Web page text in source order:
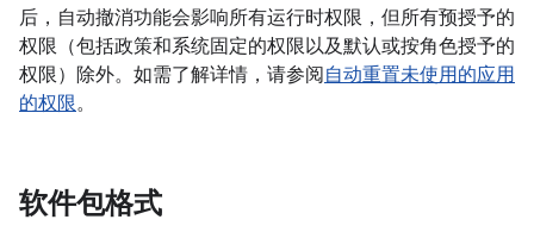
后，自动撤消功能会影响所有运行时权限，但所有预授予的
权限（包括政策和系统固定的权限以及默认或按角色授予的
权限）除外。如需了解详情，请参阅 自动重置未使用的应用
的权限。
软件包格式